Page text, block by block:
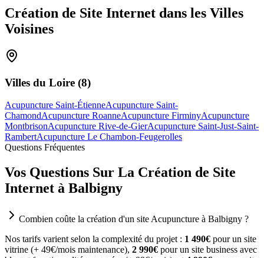
Création de Site Internet dans les Villes
Voisines
Villes du Loire (8)
Acupuncture Saint-ÉtienneAcupuncture Saint-
ChamondAcupuncture RoanneAcupuncture FirminyAcupuncture
MontbrisonAcupuncture Rive-de-GierAcupuncture Saint-Just-Saint-
RambertAcupuncture Le Chambon-Feugerolles
Questions Fréquentes
Vos Questions Sur La Création de Site
Internet à Balbigny
Combien coûte la création d'un site Acupuncture à Balbigny ?
Nos tarifs varient selon la complexité du projet : 1 490€ pour un site
vitrine (+ 49€/mois maintenance), 2 990€ pour un site business avec